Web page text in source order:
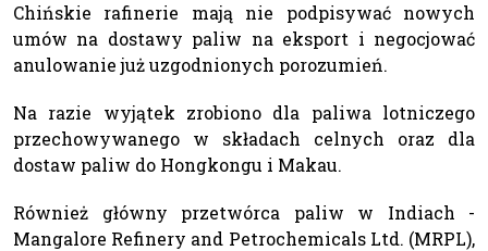
Chińskie rafinerie mają nie podpisywać nowych
umów na dostawy paliw na eksport i negocjować
anulowanie już uzgodnionych porozumień.
Na razie wyjątek zrobiono dla paliwa lotniczego
przechowywanego w składach celnych oraz dla
dostaw paliw do Hongkongu i Makau.
Również główny przetwórca paliw w Indiach -
Mangalore Refinery and Petrochemicals Ltd. (MRPL),